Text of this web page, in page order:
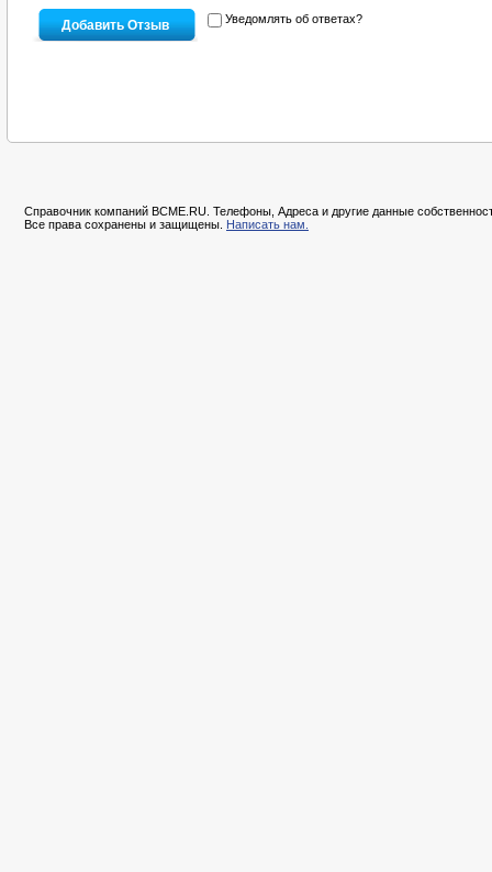
Уведомлять об ответах?
Справочник компаний BCME.RU. Телефоны, Адреса и другие данные
Все права сохранены и защищены. Написать нам.